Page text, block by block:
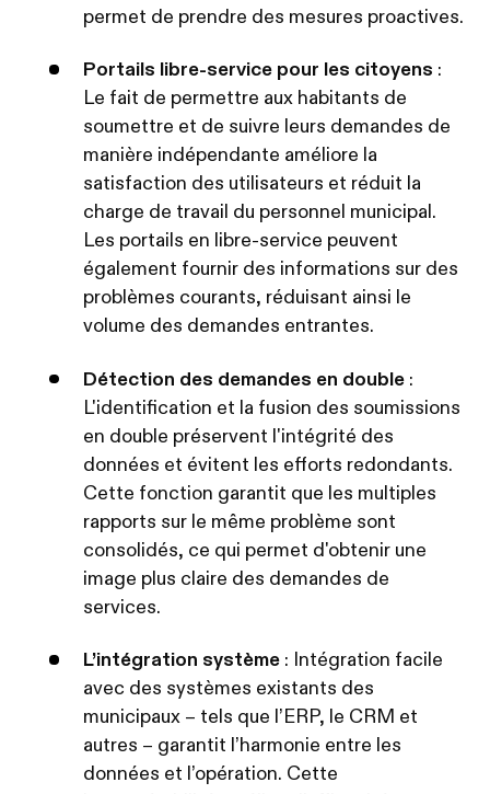
permet de prendre des mesures proactives.
Portails libre-service pour les citoyens :
Le fait de permettre aux habitants de
soumettre et de suivre leurs demandes de
manière indépendante améliore la
satisfaction des utilisateurs et réduit la
charge de travail du personnel municipal.
Les portails en libre-service peuvent
également fournir des informations sur des
problèmes courants, réduisant ainsi le
volume des demandes entrantes.
Détection des demandes en double :
L'identification et la fusion des soumissions
en double préservent l'intégrité des
données et évitent les efforts redondants.
Cette fonction garantit que les multiples
rapports sur le même problème sont
consolidés, ce qui permet d'obtenir une
image plus claire des demandes de
services.
L’intégration système : Intégration facile
avec des systèmes existants des
municipaux – tels que l’ERP, le CRM et
autres – garantit l’harmonie entre les
données et l’opération. Cette